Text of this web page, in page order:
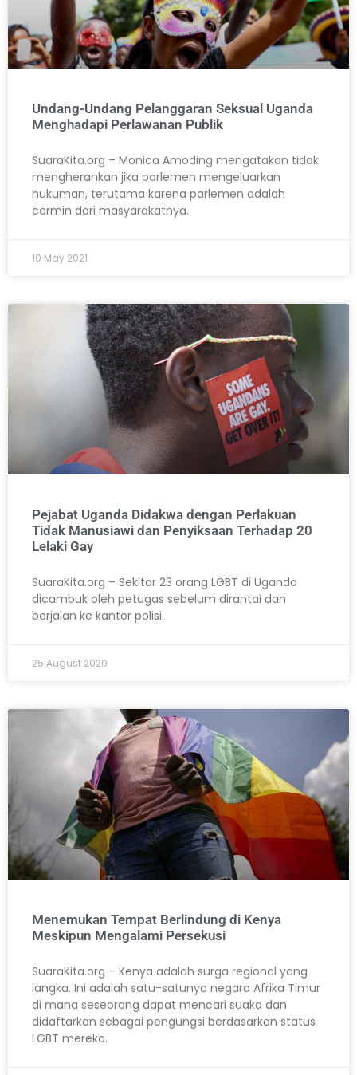
Undang-Undang Pelanggaran Seksual Uganda
Menghadapi Perlawanan Publik
SuaraKita.org – Monica Amoding mengatakan tidak
mengherankan jika parlemen mengeluarkan
hukuman, terutama karena parlemen adalah
cermin dari masyarakatnya.
10 May 2021
Pejabat Uganda Didakwa dengan Perlakuan
Tidak Manusiawi dan Penyiksaan Terhadap 20
Lelaki Gay
SuaraKita.org – Sekitar 23 orang LGBT di Uganda
dicambuk oleh petugas sebelum dirantai dan
berjalan ke kantor polisi.
25 August 2020
Menemukan Tempat Berlindung di Kenya
Meskipun Mengalami Persekusi
SuaraKita.org – Kenya adalah surga regional yang
langka. Ini adalah satu-satunya negara Afrika Timur
di mana seseorang dapat mencari suaka dan
didaftarkan sebagai pengungsi berdasarkan status
LGBT mereka.